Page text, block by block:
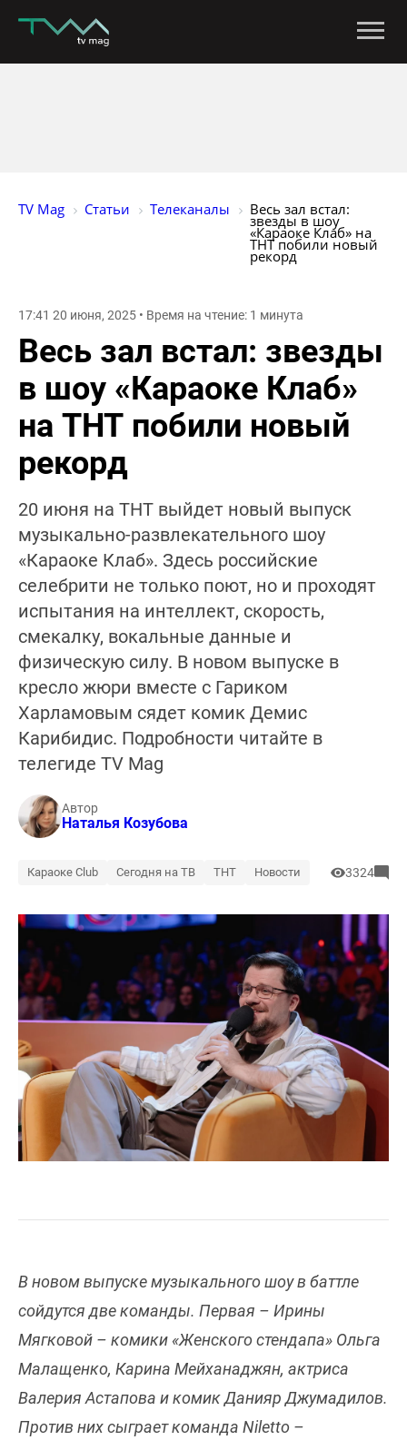
TV Mag Статьи Телеканалы Весь зал встал:
звезды в шоу
«Караоке Клаб» на
ТНТ побили новый
рекорд
17:41 20 июня, 2025 • Время на чтение: 1 минута
Весь зал встал: звезды
в шоу «Караоке Клаб»
на ТНТ побили новый
рекорд
20 июня на ТНТ выйдет новый выпуск
музыкально-развлекательного шоу
«Караоке Клаб». Здесь российские
селебрити не только поют, но и проходят
испытания на интеллект, скорость,
смекалку, вокальные данные и
физическую силу. В новом выпуске в
кресло жюри вместе с Гариком
Харламовым сядет комик Демис
Карибидис. Подробности читайте в
телегиде TV Mag
Автор
Наталья Козубова
Караоке Club Сегодня на ТВ ТНТ Новости 3324
В новом выпуске музыкального шоу в баттле
сойдутся две команды. Первая – Ирины
Мягковой – комики «Женского стендапа» Ольга
Малащенко, Карина Мейханаджян, актриса
Валерия Астапова и комик Данияр Джумадилов.
Против них сыграет команда Niletto –